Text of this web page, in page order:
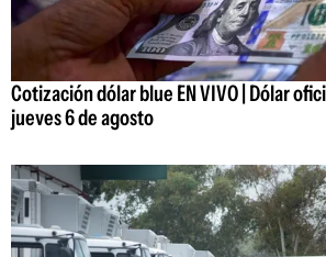
Cotización dólar blue EN VIVO | Dólar
jueves 6 de agosto